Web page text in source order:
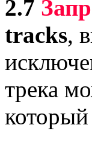
2.7
tracks,
трека